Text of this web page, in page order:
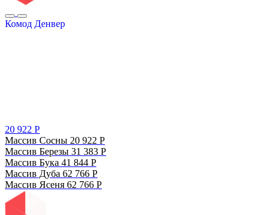
Комод Денвер
20 922 Р
Массив Сосны 20 922 Р
Массив Березы 31 383 Р
Массив Бука 41 844 Р
Массив Дуба 62 766 Р
Массив Ясеня 62 766 Р